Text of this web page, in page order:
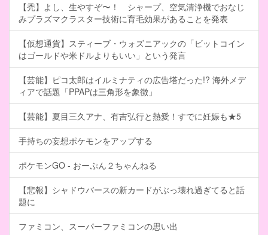
【禿】よし、生やすぞ〜！ シャープ、空気清浄機でおなじ
みプラズマクラスター技術に育毛効果があることを発表
【仮想通貨】スティーブ・ウォズニアックの「ビットコイン
はゴールドや米ドルよりもいい」という発言
【芸能】ピコ太郎はイルミナティの広告塔だった!? 海外メデ
ィアで話題「PPAPは三角形を象徴」
【芸能】夏目三久アナ、有吉弘行と熱愛！すでに妊娠も★5
手持ちの妄想ポケモンをアップする
ポケモンGO - おーぷん２ちゃんねる
【悲報】シャドウバースの新カードがぶっ壊れ過ぎてると話
題に
ファミコン、スーパーファミコンの思い出